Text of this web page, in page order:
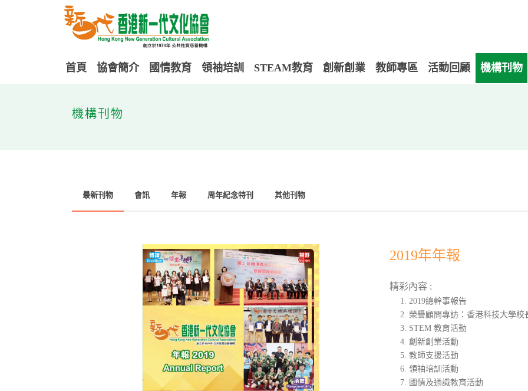
首頁 協會簡介 國情教育 領袖培訓 STEAM教育 創新創業 教師專區 活動回顧 機構刊物
機構刊物
最新刊物 會訊 年報 周年紀念特刊 其他刊物
2019年年報
精彩內容 :
2019總幹事報告
榮譽顧問專訪：香港科技大學
STEM 教育活動
創新創業活動
教師支援活動
領袖培訓活動
國情及通識教育活動